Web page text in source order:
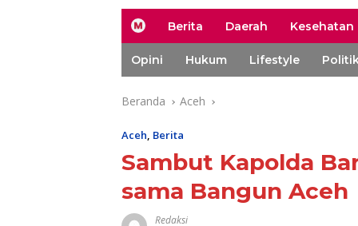
H
m
e
Berita Daerah Kesehatan
Opini Hukum Lifestyle
Beranda Aceh
Aceh, Berita
Sambut Kapolda
sama Bangun Aceh
Redaksi